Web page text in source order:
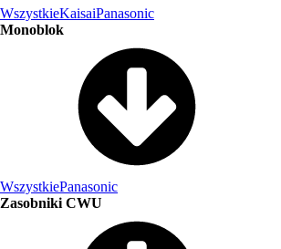
WszystkieKaisaiPanasonic
Monoblok
WszystkiePanasonic
Zasobniki CWU